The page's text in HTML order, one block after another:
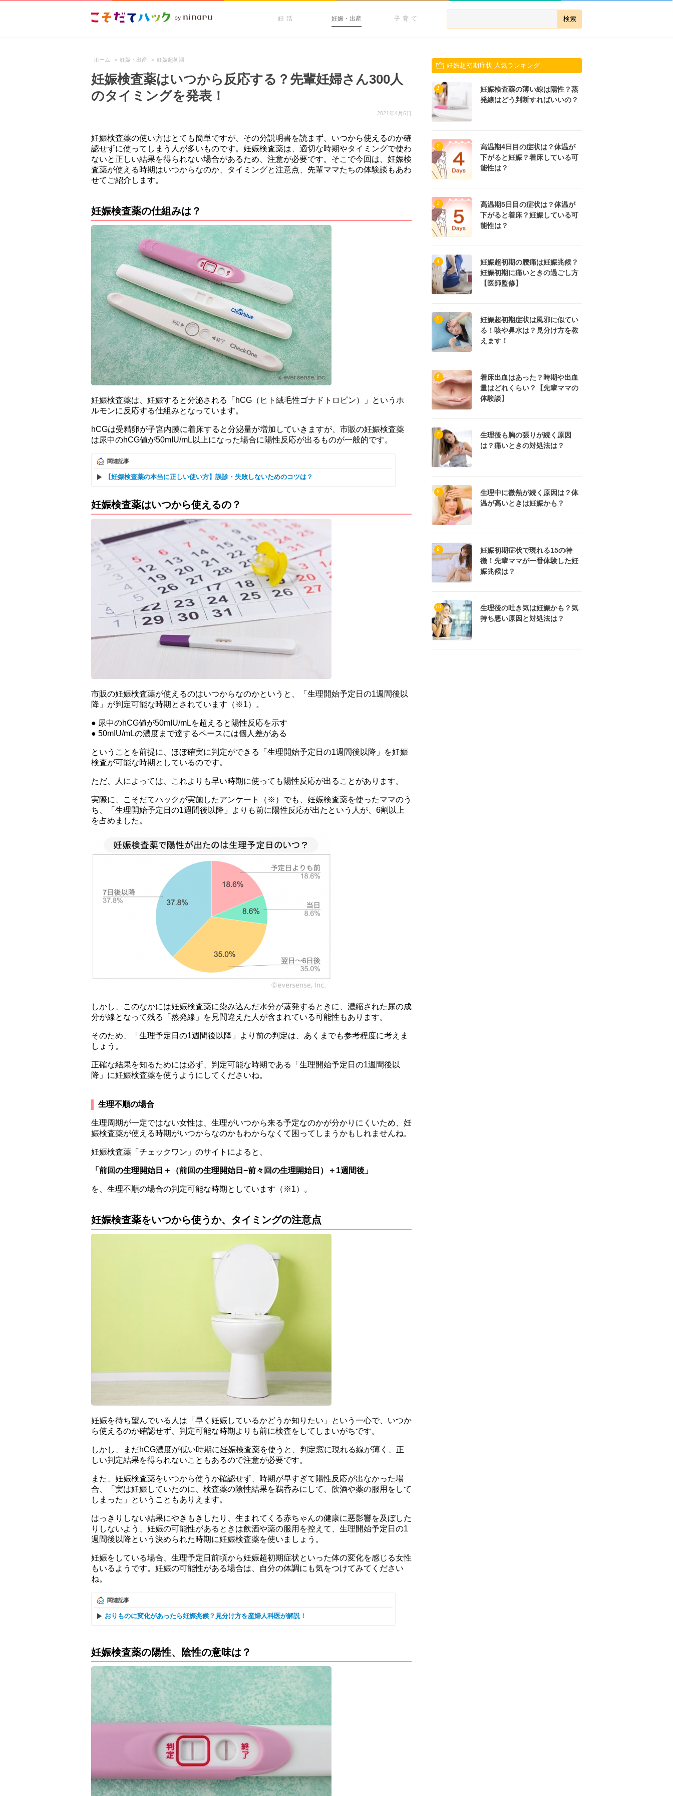
妊活 妊娠・出産 子育て
ホーム > 妊娠・出産 > 妊娠超初期
妊娠検査薬はいつから反応する？先輩妊婦さん300人
のタイミングを発表！
2021年4月6日
妊娠検査薬の使い方はとても簡単ですが、その分説明書を読まず、いつから使えるのか確
認せずに使ってしまう人が多いものです。妊娠検査薬は、適切な時期やタイミングで使わ
ないと正しい結果を得られない場合があるため、注意が必要です。そこで今回は、妊娠検
査薬が使える時期はいつからなのか、タイミングと注意点、先輩ママたちの体験談もあわ
せてご紹介します。
妊娠検査薬の仕組みは？
妊娠検査薬は、妊娠すると分泌される「hCG（ヒト絨毛性ゴナドトロピン）」というホ
ルモンに反応する仕組みとなっています。
hCGは受精卵が子宮内膜に着床すると分泌量が増加していきますが、市販の妊娠検査薬
は尿中のhCG値が50mIU/mL以上になった場合に陽性反応が出るものが一般的です。
関連記事
【妊娠検査薬の本当に正しい使い方】誤診・失敗しないためのコツは？
妊娠検査薬はいつから使えるの？
市販の妊娠検査薬が使えるのはいつからなのかというと、「生理開始予定日の1週間後以
降」が判定可能な時期とされています（※1）。
● 尿中のhCG値が50mIU/mLを超えると陽性反応を示す
● 50mIU/mLの濃度まで達するペースには個人差がある
ということを前提に、ほぼ確実に判定ができる「生理開始予定日の1週間後以降」を妊娠
検査が可能な時期としているのです。
ただ、人によっては、これよりも早い時期に使っても陽性反応が出ることがあります。
実際に、こそだてハックが実施したアンケート（※）でも、妊娠検査薬を使ったママのう
ち、「生理開始予定日の1週間後以降」よりも前に陽性反応が出たという人が、6割以上
を占めました。
しかし、このなかには妊娠検査薬に染み込んだ水分が蒸発するときに、濃縮された尿の成
分が線となって残る「蒸発線」を見間違えた人が含まれている可能性もあります。
そのため、「生理予定日の1週間後以降」より前の判定は、あくまでも参考程度に考えま
しょう。
正確な結果を知るためには必ず、判定可能な時期である「生理開始予定日の1週間後以
降」に妊娠検査薬を使うようにしてくださいね。
生理不順の場合
生理周期が一定ではない女性は、生理がいつから来る予定なのかが分かりにくいため、妊
娠検査薬が使える時期がいつからなのかもわからなくて困ってしまうかもしれませんね。
妊娠検査薬「チェックワン」のサイトによると、
「前回の生理開始日＋（前回の生理開始日−前々回の生理開始日）＋1週間後」
を、生理不順の場合の判定可能な時期としています（※1）。
妊娠検査薬をいつから使うか、タイミングの注意点
妊娠を待ち望んでいる人は「早く妊娠しているかどうか知りたい」という一心で、いつか
ら使えるのか確認せず、判定可能な時期よりも前に検査をしてしまいがちです。
しかし、まだhCG濃度が低い時期に妊娠検査薬を使うと、判定窓に現れる線が薄く、正
しい判定結果を得られないこともあるので注意が必要です。
また、妊娠検査薬をいつから使うか確認せず、時期が早すぎて陽性反応が出なかった場
合、「実は妊娠していたのに、検査薬の陰性結果を鵜呑みにして、飲酒や薬の服用をして
しまった」ということもありえます。
はっきりしない結果にやきもきしたり、生まれてくる赤ちゃんの健康に悪影響を及ぼした
りしないよう、妊娠の可能性があるときは飲酒や薬の服用を控えて、生理開始予定日の1
週間後以降という決められた時期に妊娠検査薬を使いましょう。
妊娠をしている場合、生理予定日前頃から妊娠超初期症状といった体の変化を感じる女性
もいるようです。妊娠の可能性がある場合は、自分の体調にも気をつけてみてください
ね。
関連記事
おりものに変化があったら妊娠兆候？見分け方を産婦人科医が解説！
妊娠検査薬の陽性、陰性の意味は？
妊娠超初期症状 人気ランキング
1
妊娠検査薬の薄い線は陽性？蒸
発線はどう判断すればいいの？
2
高温期4日目の症状は？体温が
下がると妊娠？着床している可
能性は？
3
高温期5日目の症状は？体温が
下がると着床？妊娠している可
能性は？
4
妊娠超初期の腰痛は妊娠兆候？
妊娠初期に痛いときの過ごし方
【医師監修】
5
妊娠超初期症状は風邪に似てい
る！咳や鼻水は？見分け方を教
えます！
6
着床出血はあった？時期や出血
量はどれくらい？【先輩ママの
体験談】
7
生理後も胸の張りが続く原因
は？痛いときの対処法は？
8
生理中に微熱が続く原因は？体
温が高いときは妊娠かも？
9
妊娠初期症状で現れる15の特
徴！先輩ママが一番体験した妊
娠兆候は？
10
生理後の吐き気は妊娠かも？気
持ち悪い原因と対処法は？